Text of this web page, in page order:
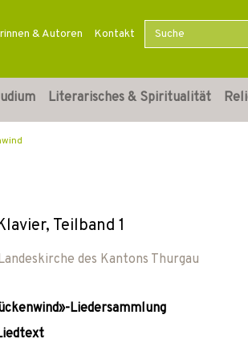
& Autoren Kontakt
Literarisches & Spiritualität
Teilband 1
des Kantons Thurgau
Liedersammlung